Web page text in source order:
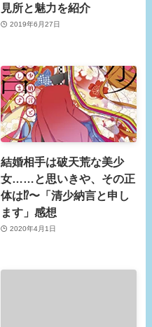
見所と魅力を紹介
2019年6月27日
結婚相手は破天荒な美少
女……と思いきや、その正
体は⁉︎〜「清少納言と申し
ます」感想
2020年4月1日